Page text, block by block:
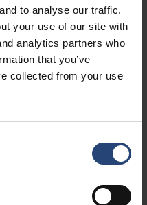
to analyse our traffic.
your use of our site with
analytics partners who
that you’ve
collected from your use
pevné a odolné